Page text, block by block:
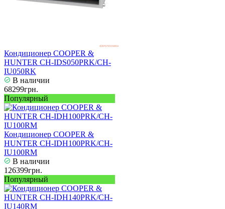
Кондиционер COOPER &
HUNTER CH-IDS050PRK/CH-
IU050RK
В наличии
68299грн.
Популярный
Кондиционер COOPER &
HUNTER CH-IDH100PRK/CH-
IU100RM
В наличии
126399грн.
Популярный